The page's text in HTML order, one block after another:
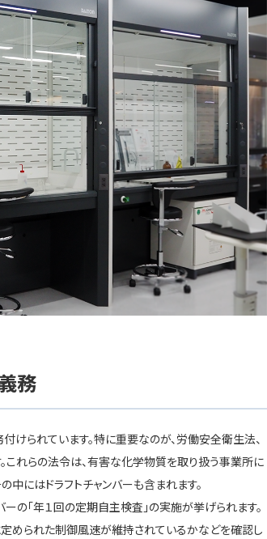
務
けられています。特に重要なのが、労働安全衛生法、
れらの法令は、有害な化学物質を取り扱う事業所に
にはドラフトチャンバーも含まれます。
ーの「年１回の定期自主検査」の実施が挙げられます。
定められた制御風速が維持されているかなどを確認し